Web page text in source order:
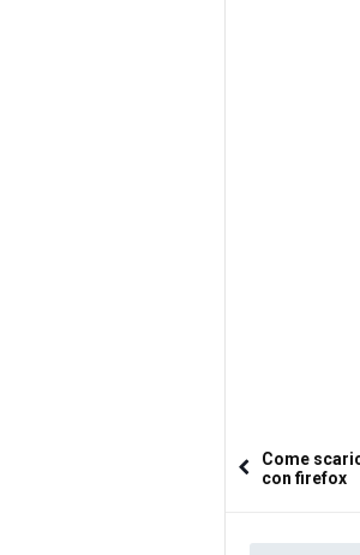
Come
con firefox